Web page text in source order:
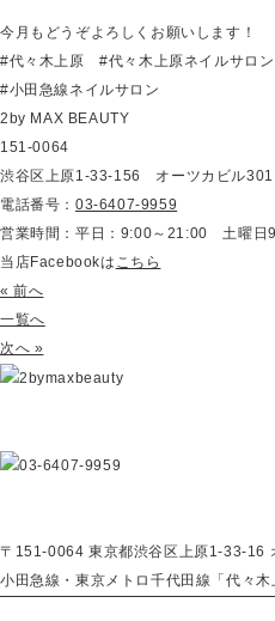
今月もどうぞよろしくお願いします！
#代々木上原 #代々木上原ネイルサ
#小田急線ネイルサロン
2by MAX BEAUTY
151-0064
渋谷区上原1-33-156 オーツカビル301
電話番号： 03-6407-9959
営業時間：平日：9:00～21:00 土曜
当店Facebookは こちら
« 前へ
一覧へ
次へ »
〒151-0064 東京都渋谷区上原1-33-16
小田急線・東京メトロ千代田線「代々